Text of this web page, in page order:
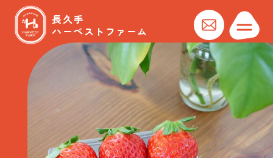
長久手
ハーベストファーム